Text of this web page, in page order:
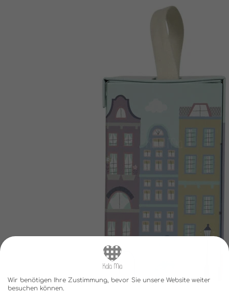
Wir benötigen Ihre Zustimmung, bevor Sie unsere Website weiter
besuchen können.